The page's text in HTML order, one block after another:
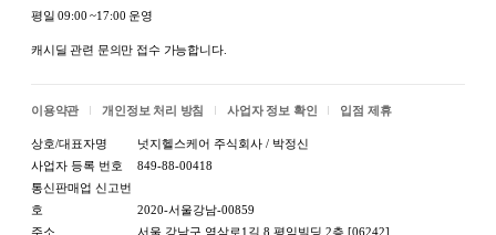
평일 09:00 ~17:00 운영
캐시딜 관련 문의만 접수 가능합니다.
이용약관 개인정보 처리 방침 사업자 정보 확인 입점 제휴
상호/대표자명
넛지헬스케어 주식회사 / 박정신
사업자 등록 번호
849-88-00418
통신판매업 신고번
호
2020-서울강남-00859
주소
서울 강남구 역삼로1길 8 평익빌딩 2층 [06242]